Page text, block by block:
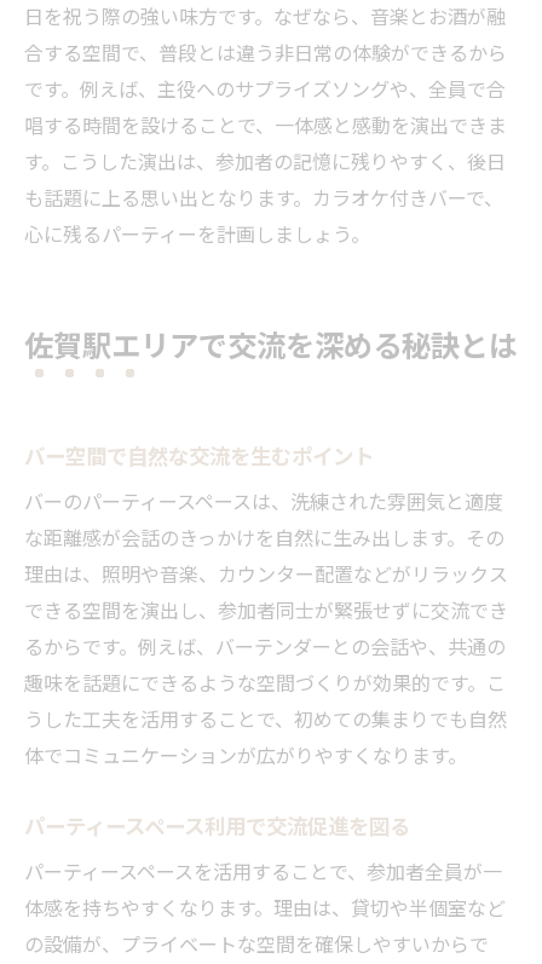
日を祝う際の強い味方です。なぜなら、音楽とお酒が融
合する空間で、普段とは違う非日常の体験ができるから
です。例えば、主役へのサプライズソングや、全員で合
唱する時間を設けることで、一体感と感動を演出できま
す。こうした演出は、参加者の記憶に残りやすく、後日
も話題に上る思い出となります。カラオケ付きバーで、
心に残るパーティーを計画しましょう。
佐賀駅エリアで交流を深める秘訣とは
バー空間で自然な交流を生むポイント
バーのパーティースペースは、洗練された雰囲気と適度
な距離感が会話のきっかけを自然に生み出します。その
理由は、照明や音楽、カウンター配置などがリラックス
できる空間を演出し、参加者同士が緊張せずに交流でき
るからです。例えば、バーテンダーとの会話や、共通の
趣味を話題にできるような空間づくりが効果的です。こ
うした工夫を活用することで、初めての集まりでも自然
体でコミュニケーションが広がりやすくなります。
パーティースペース利用で交流促進を図る
パーティースペースを活用することで、参加者全員が一
体感を持ちやすくなります。理由は、貸切や半個室など
の設備が、プライベートな空間を確保しやすいからで